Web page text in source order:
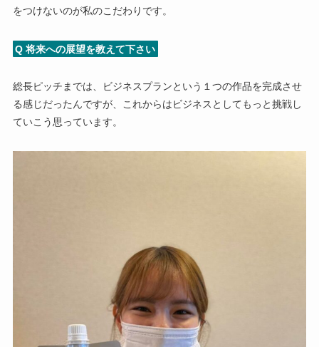
をつけないのが私のこだわりです。
Q 将来への展望を教えて下さい
総長ピッチまでは、ビジネスプランという１つの作品を完成させ
る感じだったんですが、これからはビジネスとしてもっと挑戦し
ていこう思っています。